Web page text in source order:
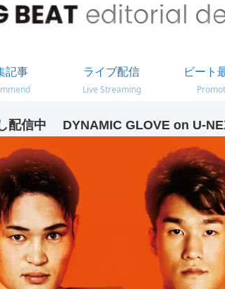
記事
ライブ配信
Live Streaming
ビート
配信中 DYNAMIC GLOVE on U-